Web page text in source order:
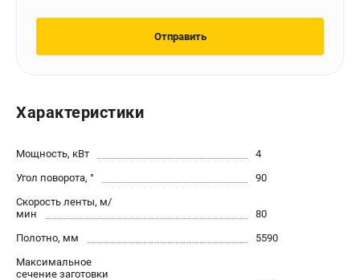
ПОЛЕЗНЫЕ МАТЕРИАЛЫ
Как выбрать заточной станок?
ТЕЛЕФОН (САНКТ-ПЕТЕРБУРГ)
проспект Александровской Фермы, 29АЛ
8 (812) 564-50-74
Отправить
Характеристики
Мощность, кВт
4
Угол поворота, °
90
Скорость ленты, м/
мин
80
Полотно, мм
5590
Максимальное
сечение заготовки